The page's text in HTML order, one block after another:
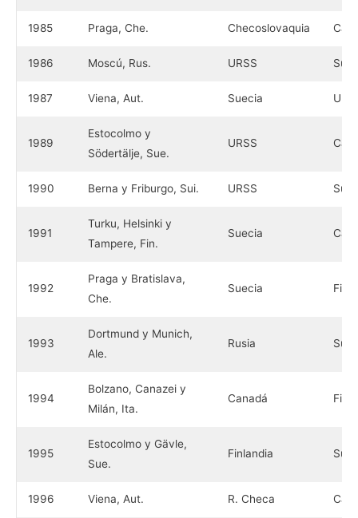
1985 Praga, Che. Checoslovaquia
1986 Moscú, Rus. URSS
1987 Viena, Aut. Suecia
1989
Estocolmo y
Södertälje, Sue.
URSS
1990 Berna y Friburgo, Sui. URSS
1991
Turku, Helsinki y
Tampere, Fin.
Suecia
1992
Praga y Bratislava,
Che.
Suecia
1993
Dortmund y Munich,
Ale.
Rusia
1994
Bolzano, Canazei y
Milán, Ita.
Canadá
1995
Estocolmo y Gävle,
Sue.
Finlandia
1996 Viena, Aut. R. Checa